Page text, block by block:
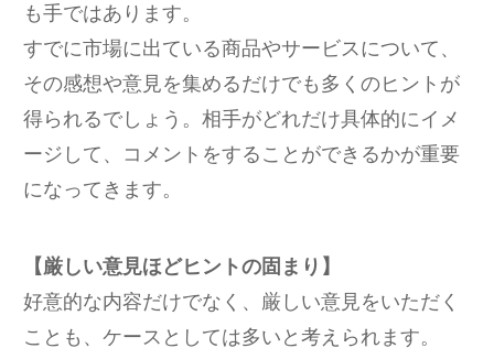
も手ではあります。
すでに市場に出ている商品やサービスについて、
その感想や意見を集めるだけでも多くのヒントが
得られるでしょう。相手がどれだけ具体的にイメ
ージして、コメントをすることができるかが重要
になってきます。
【厳しい意見ほどヒントの固まり】
好意的な内容だけでなく、厳しい意見をいただく
ことも、ケースとしては多いと考えられます。